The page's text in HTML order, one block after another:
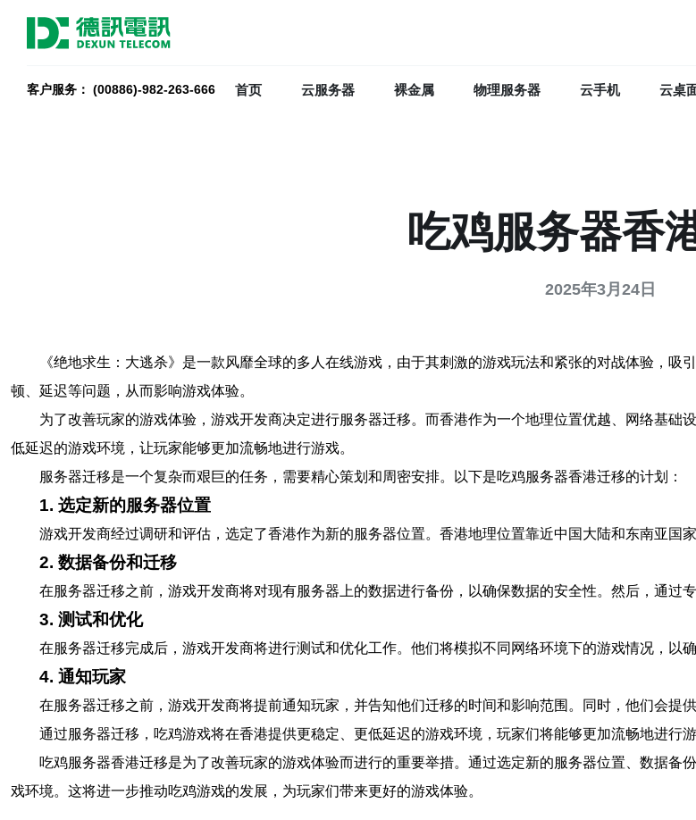
客户服务： (00886)-982-263-666 首页 云服务器 裸金属 物理服务器 云手机 云桌
吃鸡服务器香
2025年3月24日
《绝地求生：大逃杀》是一款风靡全球的多人在线游戏，由于其刺激的游戏玩法和紧张的对战体验，
顿、延迟等问题，从而影响游戏体验。
为了改善玩家的游戏体验，游戏开发商决定进行服务器迁移。而香港作为一个地理位置优越、网络基
低延迟的游戏环境，让玩家能够更加流畅地进行游戏。
服务器迁移是一个复杂而艰巨的任务，需要精心策划和周密安排。以下是吃鸡服务器香港迁移的计划：
1. 选定新的服务器位置
游戏开发商经过调研和评估，选定了香港作为新的服务器位置。香港地理位置靠近中国大陆和东南亚国
2. 数据备份和迁移
在服务器迁移之前，游戏开发商将对现有服务器上的数据进行备份，以确保数据的安全性。然后，通过
3. 测试和优化
在服务器迁移完成后，游戏开发商将进行测试和优化工作。他们将模拟不同网络环境下的游戏情况，以
4. 通知玩家
在服务器迁移之前，游戏开发商将提前通知玩家，并告知他们迁移的时间和影响范围。同时，他们会提
通过服务器迁移，吃鸡游戏将在香港提供更稳定、更低延迟的游戏环境，玩家们将能够更加流畅地进行
吃鸡服务器香港迁移是为了改善玩家的游戏体验而进行的重要举措。通过选定新的服务器位置、数据
戏环境。这将进一步推动吃鸡游戏的发展，为玩家们带来更好的游戏体验。